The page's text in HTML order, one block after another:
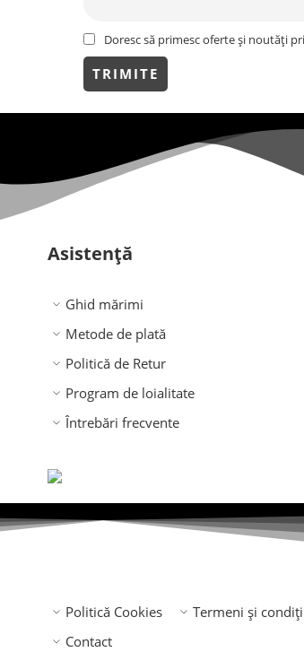
Doresc să primesc oferte și noutăți
Asistență
Ghid mărimi
Metode de plată
Politică de Retur
Program de loialitate
Întrebări frecvente
Politică Cookies
Termeni și
Contact